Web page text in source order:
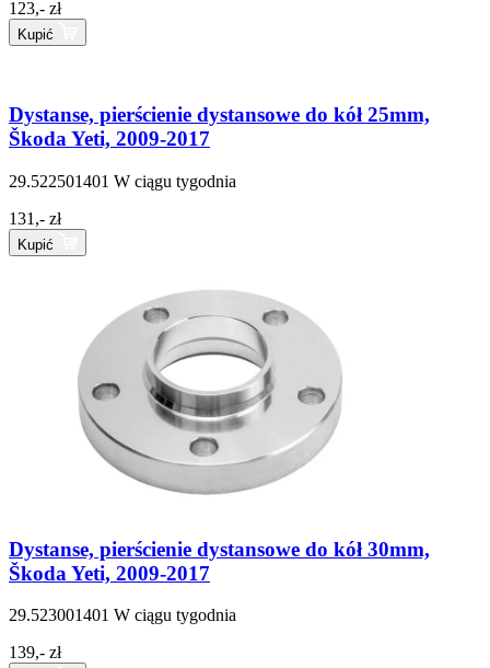
123,- zł
Kupić
Dystanse, pierścienie dystansowe do kół 25mm,
Škoda Yeti, 2009-2017
29.522501401 W ciągu tygodnia
131,- zł
Kupić
Dystanse, pierścienie dystansowe do kół 30mm,
Škoda Yeti, 2009-2017
29.523001401 W ciągu tygodnia
139,- zł